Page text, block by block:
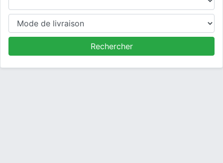
Où cherchez-vous un producteur ?
Type de produits
Produits
Mode de livraison
Rechercher